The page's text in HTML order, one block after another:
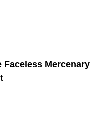
Faceless Mercenary